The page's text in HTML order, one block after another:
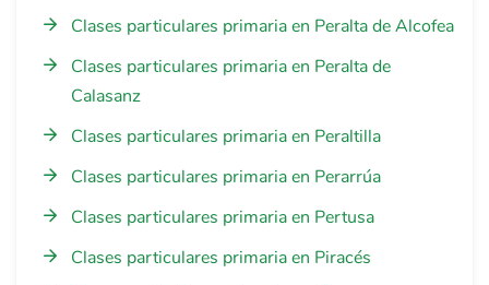
Clases particulares primaria en Peralta de Alcofea
Clases particulares primaria en Peralta de
Calasanz
Clases particulares primaria en Peraltilla
Clases particulares primaria en Perarrúa
Clases particulares primaria en Pertusa
Clases particulares primaria en Piracés